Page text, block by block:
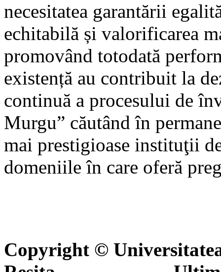
necesitatea garantării
echitabilă și valorificarea
promovând totodată
existență au contribuit la
continuă a procesului de
Murgu” căutând în
mai prestigioase instituţii
domeniile în care oferă
Copyright ©